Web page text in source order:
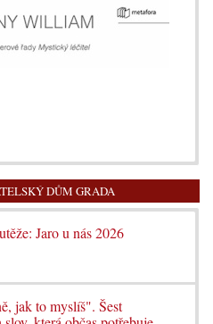
DŮM GRADA
Jaro u nás 2026
jak to myslíš". Šest